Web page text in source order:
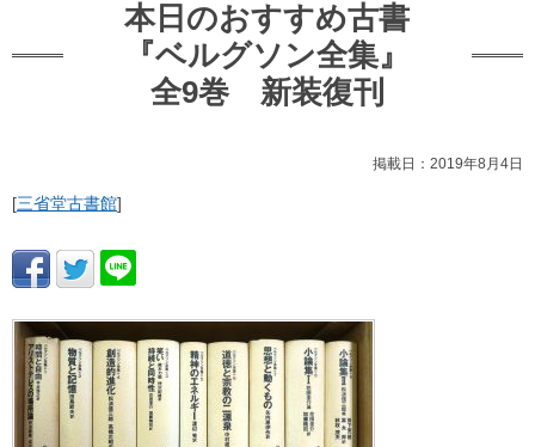
本日のおすすめ古書
『ベルグソン全集』
全9巻 新装復刊
掲載日：2019年8月4日
[三省堂古書館]